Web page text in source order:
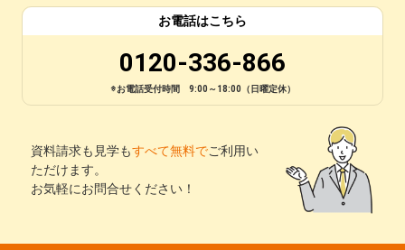
お電話はこちら
0120-336-866
※お電話受付時間 9:00～18:00（日曜定休）
資料請求も見学もすべて無料でご利用い
ただけます。
お気軽にお問合せください！